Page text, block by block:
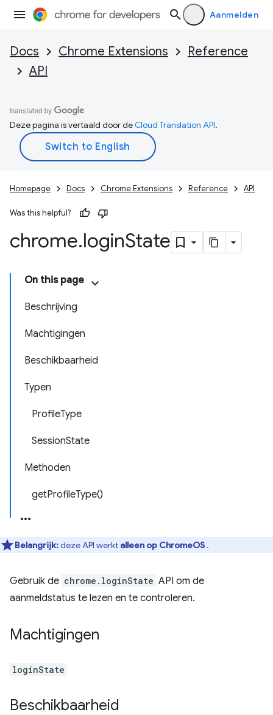
Aanmelden
Docs Chrome Extensions
Reference
API
Deze pagina is vertaald door deCloud Translation API.
Homepage Docs Chrome Extensions Reference API
Was this helpful?
chrome.loginState
On this page
Beschrijving
Machtigingen
Beschikbaarheid
Typen
ProfileType
SessionState
Methoden
getProfileType()
Belangrijk:deze API werkt alleen op ChromeOS .
Gebruik de chrome.loginState API om de
aanmeldstatus te lezen en te controleren.
Machtigingen
loginState
Beschikbaarheid